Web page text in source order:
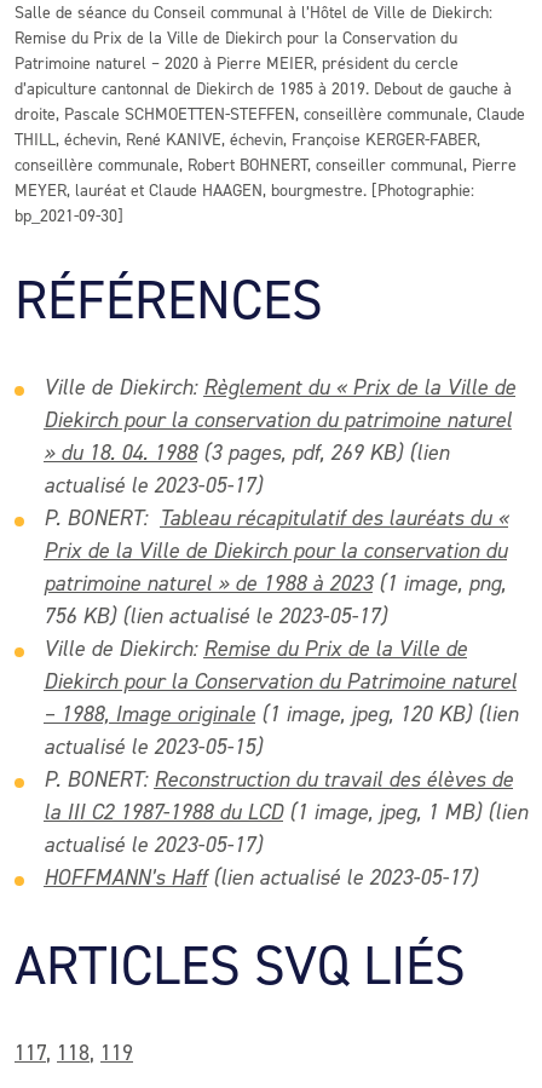
Salle de séance du Conseil communal à l’Hôtel de Ville de Diekirch:
Remise du Prix de la Ville de Diekirch pour la Conservation du
Patrimoine naturel – 2020 à Pierre MEIER, président du cercle
d’apiculture cantonnal de Diekirch de 1985 à 2019. Debout de gauche à
droite, Pascale SCHMOETTEN-STEFFEN, conseillère communale, Claude
THILL, échevin, René KANIVE, échevin, Françoise KERGER-FABER,
conseillère communale, Robert BOHNERT, conseiller communal, Pierre
MEYER, lauréat et Claude HAAGEN, bourgmestre. [Photographie:
bp_2021-09-30]
RÉFÉRENCES
Ville de Diekirch: Règlement du « Prix de la Ville de
Diekirch pour la conservation du patrimoine naturel
» du 18. 04. 1988(3 pages, pdf, 269 KB) (lien
actualisé le 2023-05-17)
P. BONERT: Tableau récapitulatif des lauréats du «
Prix de la Ville de Diekirch pour la conservation du
patrimoine naturel » de 1988 à 2023(1 image, png,
756 KB) (lien actualisé le 2023-05-17)
Ville de Diekirch: Remise du Prix de la Ville de
Diekirch pour la Conservation du Patrimoine naturel
– 1988, Image originale (1 image, jpeg, 120 KB) (lien
actualisé le 2023-05-15)
P. BONERT: Reconstruction du travail des élèves de
la III C2 1987-1988 du LCD (1 image, jpeg, 1 MB) (lien
actualisé le 2023-05-17)
HOFFMANN’s Haff(lien actualisé le 2023-05-17)
ARTICLES SVQ LIÉS
117, 118, 119